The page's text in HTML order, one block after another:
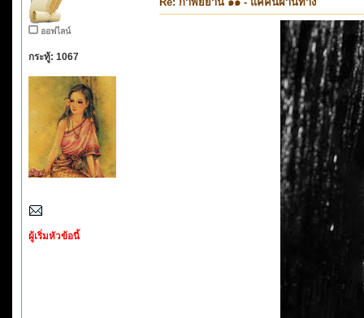
ออฟไลน์
กระทู้: 1067
ผู้เริ่มหัวข้อนี้